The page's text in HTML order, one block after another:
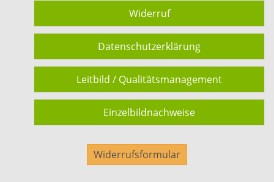
Widerruf
Datenschutzerklärung
Leitbild / Qualitätsmanagement
Einzelbildnachweise
Widerrufsformular